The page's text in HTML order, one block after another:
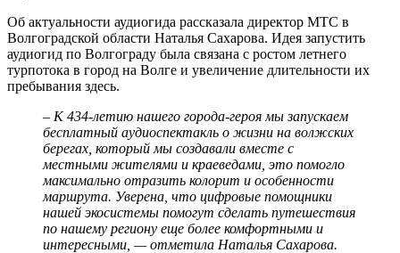
Об актуальности аудиогида рассказала директор МТС в
Волгоградской области Наталья Сахарова. Идея запустить
аудиогид по Волгограду была связана с ростом летнего
турпотока в город на Волге и увеличение длительности их
пребывания здесь.
– К 434-летию нашего города-героя мы запускаем
бесплатный аудиоспектакль о жизни на волжских
берегах, который мы создавали вместе с
местными жителями и краеведами, это помогло
максимально отразить колорит и особенности
маршрута. Уверена, что цифровые помощники
нашей экосистемы помогут сделать путешествия
по нашему региону еще более комфортными и
интересными, — отметила Наталья Сахарова.